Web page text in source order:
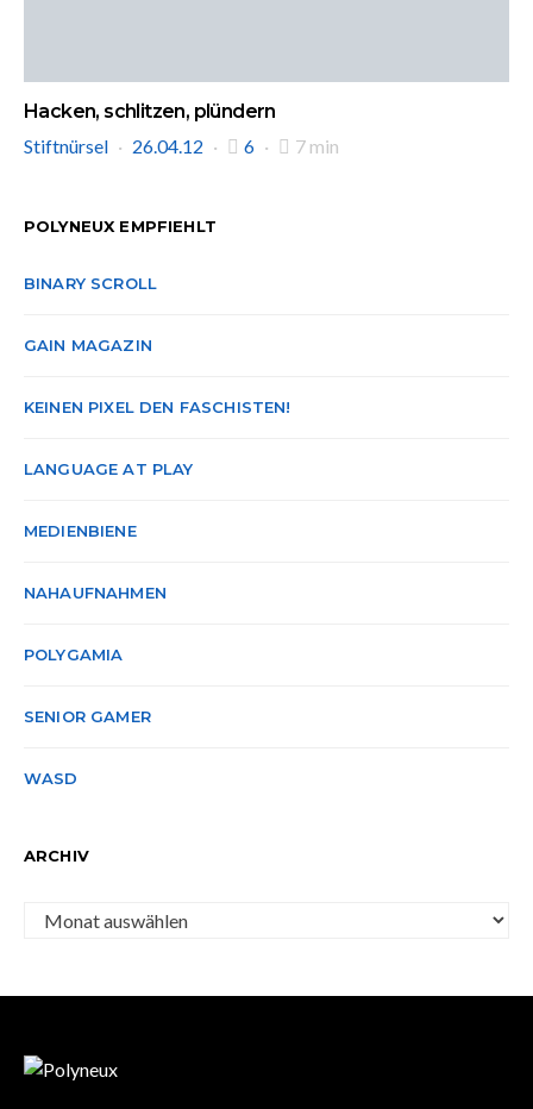
Hacken, schlitzen, plündern
Stiftnürsel
26.04.12 6 7 min
POLYNEUX EMPFIEHLT
BINARY SCROLL
GAIN MAGAZIN
KEINEN PIXEL DEN FASCHISTEN!
LANGUAGE AT PLAY
MEDIENBIENE
NAHAUFNAHMEN
POLYGAMIA
SENIOR GAMER
WASD
ARCHIV
Archiv